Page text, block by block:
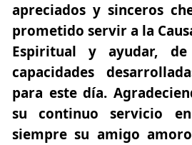
apreciados y sinceros
prometido servir a la
Espiritual y ayudar,
capacidades
para este día.
su continuo servicio
siempre su amigo